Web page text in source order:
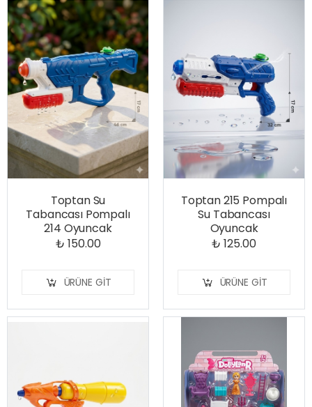
Toptan Su
Tabancası Pompalı
214 Oyuncak
₺ 150.00
ÜRÜNE GIT
Toptan 215 Pompalı
Su Tabancası
Oyuncak
₺ 125.00
ÜRÜNE GIT